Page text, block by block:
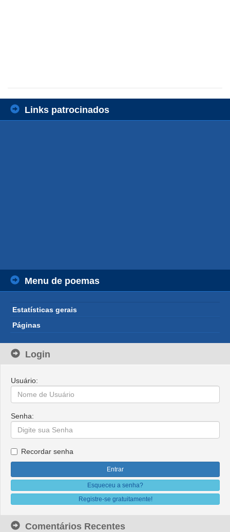
Links patrocinados
Menu de poemas
Estatísticas gerais
Páginas
Login
Usuário:
Senha:
Recordar senha
Esqueceu a senha?
Registre-se gratuitamente!
Comentários Recentes